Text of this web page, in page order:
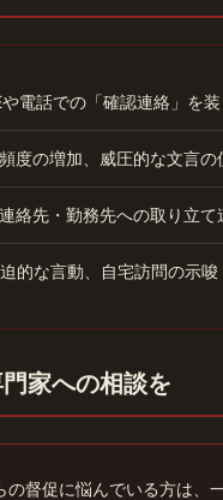
電話での「確認連絡」を
度の増加、威圧的な文言の
絡先・勤務先への取り立て
的な言動、自宅訪問の示唆
家への相談を
の督促に悩んでいる方は